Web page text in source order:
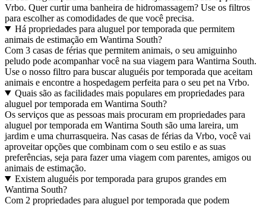
Vrbo. Quer curtir uma banheira de hidromassagem? Use os filtros
para escolher as comodidades de que você precisa.
Há propriedades para aluguel por temporada que permitem
animais de estimação em Wantirna South?
Com 3 casas de férias que permitem animais, o seu amiguinho
peludo pode acompanhar você na sua viagem para Wantirna South.
Use o nosso filtro para buscar aluguéis por temporada que aceitam
animais e encontre a hospedagem perfeita para o seu pet na Vrbo.
Quais são as facilidades mais populares em propriedades para
aluguel por temporada em Wantirna South?
Os serviços que as pessoas mais procuram em propriedades para
aluguel por temporada em Wantirna South são uma lareira, um
jardim e uma churrasqueira. Nas casas de férias da Vrbo, você vai
aproveitar opções que combinam com o seu estilo e as suas
preferências, seja para fazer uma viagem com parentes, amigos ou
animais de estimação.
Existem aluguéis por temporada para grupos grandes em
Wantirna South?
Com 2 propriedades para aluguel por temporada que podem